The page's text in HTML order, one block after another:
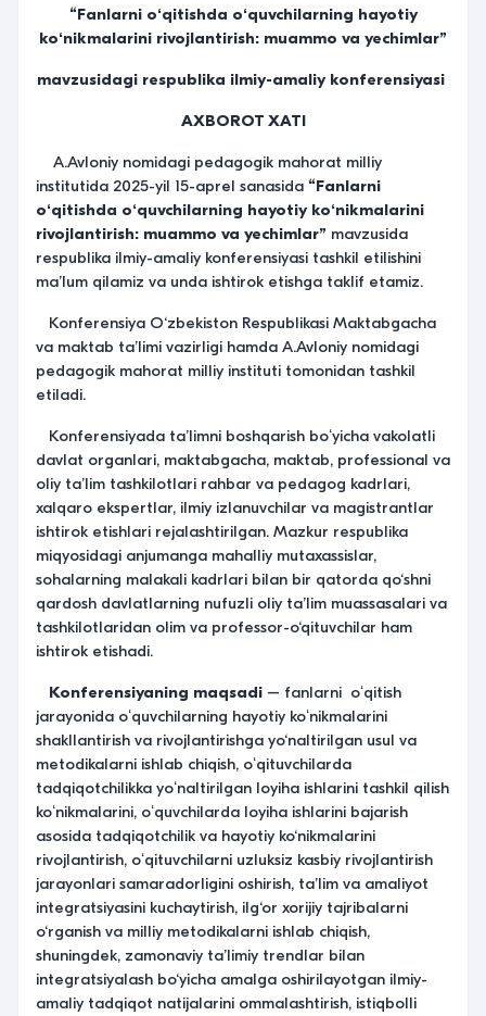
“Fanlarni oʻqitishda oʻquvchilarning hayotiy
koʻnikmalarini rivojlantirish: muammo va yechimlar”
mavzusidagi respublika ilmiy-amaliy konferensiyasi
AXBOROT XATI
A.Avloniy nomidagi pedagogik mahorat milliy
institutida 2025-yil 15-aprel sanasida “Fanlarni
oʻqitishda oʻquvchilarning hayotiy koʻnikmalarini
rivojlantirish: muammo va yechimlar” mavzusida
respublika ilmiy-amaliy konferensiyasi tashkil etilishini
maʼlum qilamiz va unda ishtirok etishga taklif etamiz.
Konferensiya O‘zbekiston Respublikasi Maktabgacha
va maktab taʼlimi vazirligi hamda A.Avloniy nomidagi
pedagogik mahorat milliy instituti tomonidan tashkil
etiladi.
Konferensiyada taʼlimni boshqarish boʻyicha vakolatli
davlat organlari, maktabgacha, maktab, professional va
oliy taʼlim tashkilotlari rahbar va pedagog kadrlari,
xalqaro ekspertlar, ilmiy izlanuvchilar va magistrantlar
ishtirok etishlari rejalashtirilgan. Mazkur respublika
miqyosidagi anjumanga mahalliy mutaxassislar,
sohalarning malakali kadrlari bilan bir qatorda qo‘shni
qardosh davlatlarning nufuzli oliy ta’lim muassasalari va
tashkilotlaridan olim va professor-o‘qituvchilar ham
ishtirok etishadi.
Konferensiyaning maqsadi – fanlarni oʻqitish
jarayonida oʻquvchilarning hayotiy koʻnikmalarini
shakllantirish va rivojlantirishga yo‘naltirilgan usul va
metodikalarni ishlab chiqish, oʻqituvchilarda
tadqiqotchilikka yoʻnaltirilgan loyiha ishlarini tashkil qilish
koʻnikmalarini, oʻquvchilarda loyiha ishlarini bajarish
asosida tadqiqotchilik va hayotiy ko‘nikmalarini
rivojlantirish, oʻqituvchilarni uzluksiz kasbiy rivojlantirish
jarayonlari samaradorligini oshirish, ta’lim va amaliyot
integratsiyasini kuchaytirish, ilg‘or xorijiy tajribalarni
o‘rganish va milliy metodikalarni ishlab chiqish,
shuningdek, zamonaviy ta’limiy trendlar bilan
integratsiyalash bo‘yicha amalga oshirilayotgan ilmiy-
amaliy tadqiqot natijalarini ommalashtirish, istiqbolli